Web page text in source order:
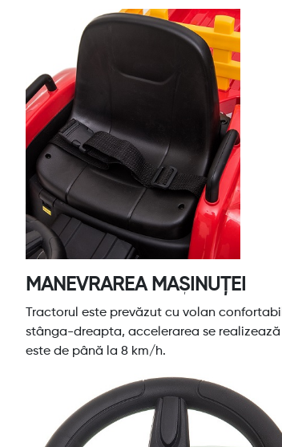
MANEVRAREA MAȘINUȚEI
Tractorul este prevăzut cu volan
stânga-dreapta, accelerarea se
este de până la 8 km/h.